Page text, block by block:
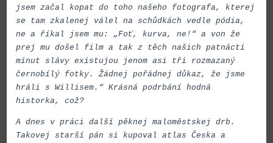
jsem začal kopat do toho našeho fotografa, kterej
se tam zkalenej válel na schůdkách vedle pódia,
ne a říkal jsem mu: „Foť, kurva, ne!“ a von že
prej mu došel film a tak z těch našich patnácti
minut slávy existujou jenom asi tři rozmazaný
černobílý fotky. Žádnej pořádnej důkaz, že jsme
hráli s Willisem.“ Krásná podrbání hodná
historka, což?
A dnes v práci další pěknej maloměstskej drb.
Takovej starší pán si kupoval atlas Česka a